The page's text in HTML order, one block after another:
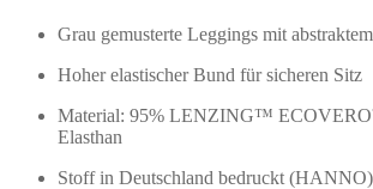
Grau gemusterte Leggings mit
Hoher elastischer Bund für sicheren Sitz
Material: 95% LENZING™
Elasthan
Stoff in Deutschland bedruckt (HANNO)